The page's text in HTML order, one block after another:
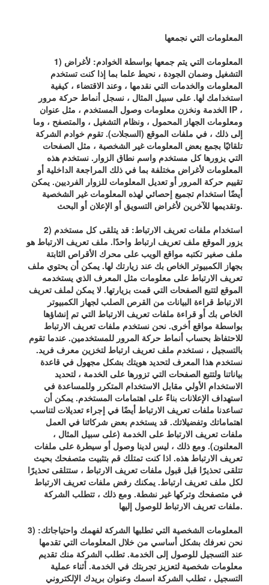
المعلومات التي نجمعها
1) المعلومات التي يتم جمعها بواسطة الخوادم: لأغراض
التشغيل وضمان الجودة ، نحيط علما بما إذا كنت تستخدم
المعلومات والخدمات التي نقدمها ، وعند الاقتضاء ، كيفية
استخدامك لها. على سبيل المثال ، نسجل أنماط حركة مرور
الخدمة ونخزن معلومات وصول المستخدم ، مثل عنوان IP ،
ومعلومات الجهاز المحمول ، ونظام التشغيل ، والمتصفح ، وما
إلى ذلك ، في ملفات الموقع (السجلات). تقوم خوادم الشركة
تلقائيًا بجمع بعض المعلومات غير الشخصية ، مثل الصفحات
التي يزورها كل مستخدم واسم نطاق الزوار. نستخدم هذه
المعلومات لأغراض مختلفة بما في ذلك المراجعة الداخلية أو
تقييم حركة المرور أو تعديل المعلومات للزوار الفرديين. يمكن
أيضًا استخدام تجميع إحصائي لهذه المعلومات غير الشخصية
وتقديمها للآخرين لأغراض التسويق أو الإعلان أو البحث.
2) استخدام ملفات تعريف الارتباط: قد يتلقى كل مستخدم
يزور الموقع ملف تعريف ارتباط واحدًا. ملف تعريف الارتباط هو
ملف صغير تكتبه مواقع الويب على محرك الأقراص الثابتة
بجهاز الكمبيوتر الخاص بك عند زيارتك لها. يمكن أن يحتوي ملف
تعريف الارتباط على معلومات مثل المعرف الذي يستخدمه
الموقع لتتبع الصفحات التي قمت بزيارتها. لا يمكن لملف تعريف
الارتباط قراءة البيانات من القرص الصلب لجهاز الكمبيوتر
الخاص بك أو قراءة ملفات تعريف الارتباط التي تم إنشاؤها
بواسطة مواقع أخرى. نحن نستخدم ملفات تعريف الارتباط
للاحتفاظ بحساب أنماط حركة المرور للمستخدمين. عندما تقوم
بالتسجيل ، نستخدم ملف تعريف ارتباط لتخزين معرف فريد.
نستخدم هذا المعرف لتحديد هويتك بشكل مجهول في قاعدة
بياناتنا ولتتبع الصفحات التي تزورها على الخدمة ، لتحديد
الاستخدام الأولي مقابل الاستخدام المتكرر وللمساعدة في
استهداف الإعلانات بناءً على اهتمامات المستخدم. يمكن أن
تساعدنا ملفات تعريف الارتباط أيضًا في إجراء تعديلات لتناسب
اهتماماتك وتفضيلاتك. قد يستخدم بعض شركائنا في العمل
ملفات تعريف الارتباط على الخدمة (على سبيل المثال ،
المعلنون). ومع ذلك ، ليس لدينا وصول أو سيطرة على ملفات
تعريف الارتباط هذه. اذا كنت تمتلك قم بتثبيت متصفحك بحيث
تتلقى تحذيرًا قبل قبول ملفات تعريف الارتباط ، ستتلقى تحذيرًا
لكل ملف تعريف ارتباط. يمكنك رفض ملفات تعريف الارتباط
في متصفحك وتركها غير نشطة. ومع ذلك ، تتطلب الشركة
ملفات تعريف الارتباط للوصول إليها.
3) المعلومات الشخصية التي تطلبها الشركة لفهمك واحتياجاتك:
نحن نعرفك بشكل أساسي من خلال المعلومات التي تقدمها
عند التسجيل للوصول إلى الخدمة. تطلب الشركة منك تقديم
معلومات شخصية لتعزيز تجربتك في الخدمة. أثناء عملية
التسجيل ، تطلب الشركة اسمك وعنوان بريدك الإلكتروني